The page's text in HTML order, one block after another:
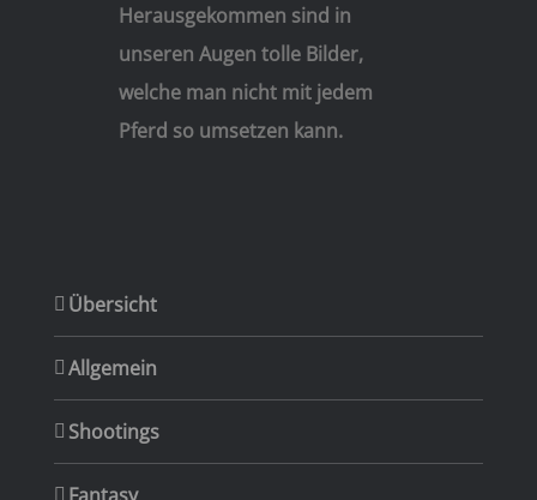
Herausgekommen sind in
unseren Augen tolle Bilder,
welche man nicht mit jedem
Pferd so umsetzen kann.
Übersicht
Allgemein
Shootings